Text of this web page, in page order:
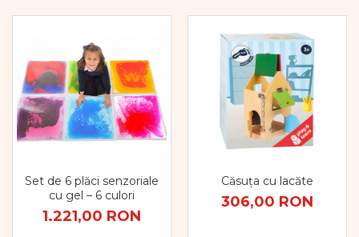
Set de 6 plăci senzoriale
cu gel – 6 culori
1.221,00 RON
Căsuța cu lacăte
306,00 RON